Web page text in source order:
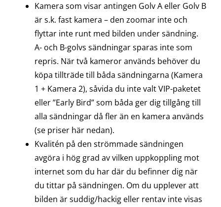
Kamera som visar antingen Golv A eller Golv B
är s.k. fast kamera – den zoomar inte och
flyttar inte runt med bilden under sändning.
A- och B-golvs sändningar sparas inte som
repris. När två kameror används behöver du
köpa tillträde till båda sändningarna (Kamera
1 + Kamera 2), såvida du inte valt VIP-paketet
eller ”Early Bird” som båda ger dig tillgång till
alla sändningar då fler än en kamera används
(se priser här nedan).
Kvalitén på den strömmade sändningen
avgöra i hög grad av vilken uppkoppling mot
internet som du har där du befinner dig när
du tittar på sändningen. Om du upplever att
bilden är suddig/hackig eller rentav inte visas